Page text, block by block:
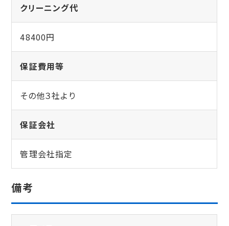
クリーニング代
48400円
保証費用等
その他３社より
保証会社
管理会社指定
備考